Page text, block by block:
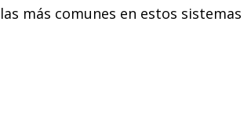
más comunes en estos sistemas